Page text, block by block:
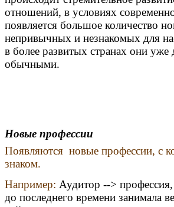
отношений, в условиях
появляется большое количество
непривычных и незнакомых для
в более развитых странах они уже
обычными.
Новые профессии
Появляются новые профессии, с
знаком.
Например: Аудитор -->
до последнего времени занимала